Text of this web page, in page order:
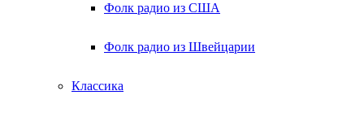
Фолк радио из США
Фолк радио из Швейцарии
Классика